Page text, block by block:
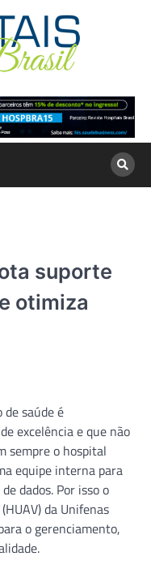
suporte
otimiza
saúde é
excelência e que não
sempre o hospital
equipe interna para
dados. Por isso o
da Unifenas
o gerenciamento,